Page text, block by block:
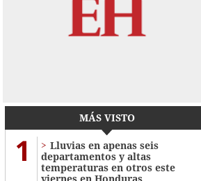
MÁS VISTO
1
Lluvias en apenas seis
departamentos y altas
temperaturas en otros este
viernes en Honduras